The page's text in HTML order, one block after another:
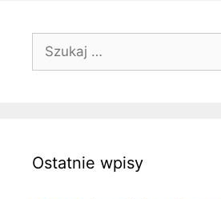
Szukaj:
Ostatnie wpisy